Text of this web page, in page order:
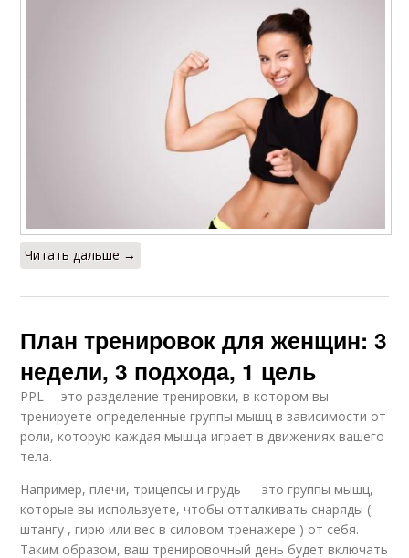
Читать дальше →
План тренировок для женщин: 3
недели, 3 подхода, 1 цель
PPL— это разделение тренировки, в котором вы
тренируете определенные группы мышц в зависимости от
роли, которую каждая мышца играет в движениях вашего
тела.
Например, плечи, трицепсы и грудь — это группы мышц,
которые вы используете, чтобы отталкивать снаряды (
штангу , гирю или вес в силовом тренажере ) от себя.
Таким образом, ваш тренировочный день будет включать